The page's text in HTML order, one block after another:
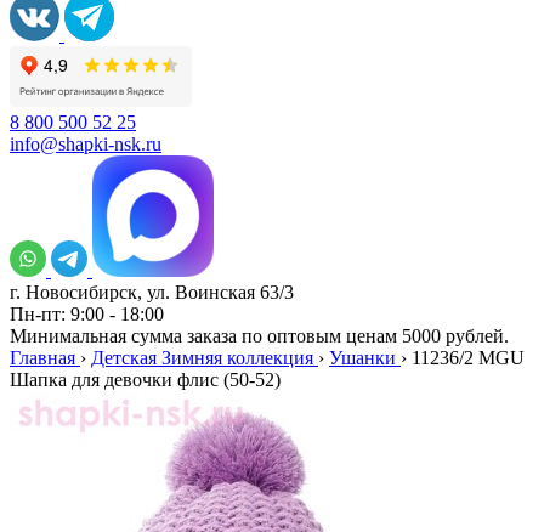
8 800 500 52 25
info@shapki-nsk.ru
г. Новосибирск, ул. Воинская 63/3
Пн-пт: 9:00 - 18:00
Минимальная сумма заказа по оптовым ценам 5000 рублей.
Главная › Детская Зимняя коллекция › Ушанки › 11236/2 MGU
Шапка для девочки флис (50-52)